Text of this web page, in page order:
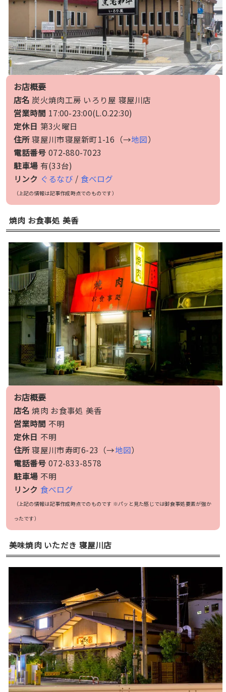
お店概要
店名 炭火焼肉工房 いろり屋 寝屋川店
営業時間 17:00-23:00(L.O.22:30)
定休日 第3火曜日
住所寝屋川市寝屋新町1-16（→地図）
電話番号 072-880-7023
駐車場 有(33台)
リンク ぐるなび / 食べログ
（上記の情報は記事作成時点でのものです）
焼肉 お食事処 美香
お店概要
店名 焼肉 お食事処 美香
営業時間 不明
定休日 不明
住所寝屋川市寿町6-23（→地図）
電話番号 072-833-8578
駐車場 不明
リンク 食べログ
（上記の情報は記事作成時点でのものです ※パッと見た感じでは御食事処要素が強か
ったです）
美味焼肉 いただき 寝屋川店